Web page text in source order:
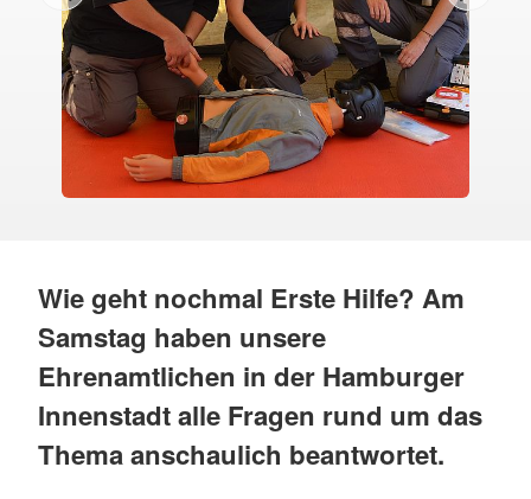
Wie geht nochmal Erste Hilfe? Am
Samstag haben unsere
Ehrenamtlichen in der Hamburger
Innenstadt alle Fragen rund um das
Thema anschaulich beantwortet.